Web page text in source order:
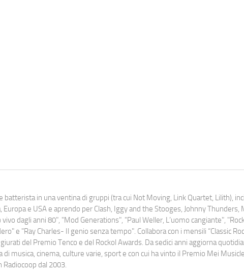
in una ventina di gruppi (tra cui Not Moving, Link Quartet, Lilith),
e USA e aprendo per Clash, Iggy and the Stooges, Johnny Thunders,
dagli anni 80", "Mod Generations", "Paul Weller, L’uomo cangiante",
e "Ray Charles- Il genio senza tempo". Collabora con i mensili “Classic
del Premio Tenco e del Rockol Awards. Da sedici anni aggiorna
musica, cinema, culture varie, sport e con cui ha vinto il Premio Mei
dal 2003.